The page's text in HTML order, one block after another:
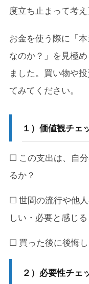
度立ち止まって考
お金を使う際に「
なのか？」を見極
ました。買い物や
てみてください。
１） 価値観チェ
☐ この支出は、自
るか？
☐ 世間の流行や他
しい・必要と感じ
☐ 買った後に後悔
２） 必要性チェ